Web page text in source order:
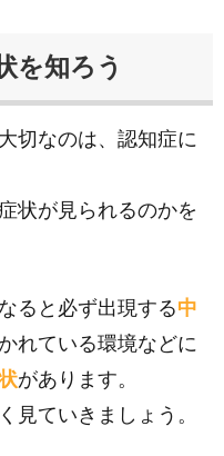
を知ろう
切なのは、認知症に
状が見られるのかを
ると必ず出現する中
れている環境などに
があります。
見ていきましょう。